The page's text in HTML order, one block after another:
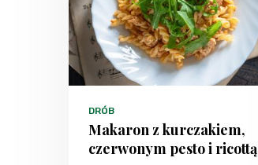
DRÓB
Makaron z kurczakiem,
czerwonym pesto i ricottą